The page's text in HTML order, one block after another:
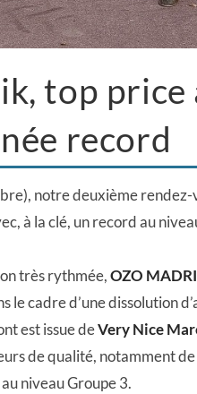
top price
record
notre deuxième rendez-
à la clé, un record au
très rythmée,OZO
le cadre d’une dissolution
est issue deVery Nice
de qualité, notamment de
niveau Groupe 3.